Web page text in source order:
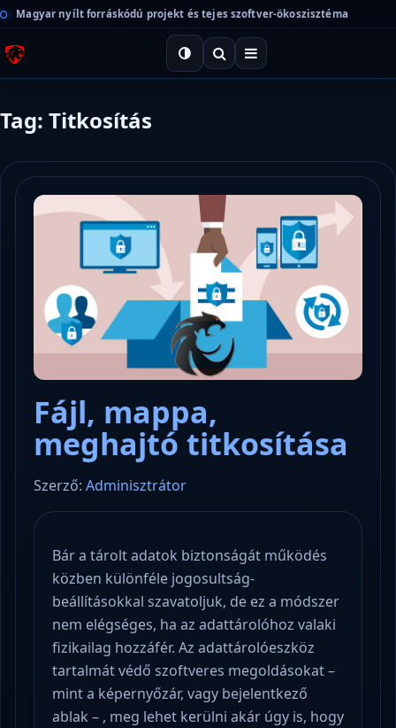
Magyar nyílt forráskódú projekt és tejes szoftver-ökoszisztéma
Tag: Titkosítás
Fájl, mappa,
meghajtó titkosítása
Szerző: Adminisztrátor
Bár a tárolt adatok biztonságát működés
közben különféle jogosultság-
beállításokkal szavatoljuk, de ez a módszer
nem elégséges, ha az adattárolóhoz valaki
fizikailag hozzáfér. Az adattárolóeszköz
tartalmát védő szoftveres megoldásokat –
mint a képernyőzár, vagy bejelentkező
ablak – , meg lehet kerülni akár úgy is, hogy